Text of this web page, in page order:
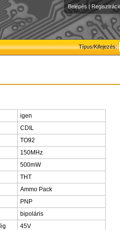
Belépés |
Típus/Kifejezés:
igen
CDIL
TO92
150MHz
500mW
THT
Ammo Pack
PNP
bipoláris
45V